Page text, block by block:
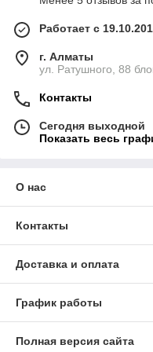
Наши специалисты
идеально подойдут
переносные
Выбирайте
обеспечении
использования
Работает с
г. Алматы
ул. Ратушного, 88
Контакты
Сегодня выходной
Показать весь
О нас
Контакты
Доставка и оплата
График работы
Полная версия сайта